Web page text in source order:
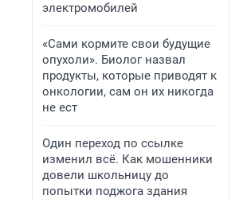
электромобилей
«Сами кормите свои будущие
опухоли». Биолог назвал
продукты, которые приводят к
онкологии, сам он их никогда
не ест
Один переход по ссылке
изменил всё. Как мошенники
довели школьницу до
попытки поджога здания